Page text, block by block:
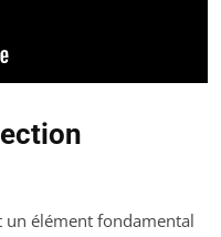
un élément fondamental